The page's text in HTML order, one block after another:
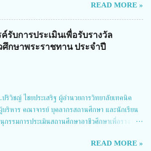
พทย์ไทย จัดการประชุมเผยแพร่ผลการดำเนินงาน
บัติการโดยบูรณาการทุกภาคส่วน เพื่อลดอุบัติเหตุและ
งกับเป้าหมายแผนแม่บทฉบับที่ 5 ในวันที่ 22 มีนาคม
ดีอ่อง ผู้อำนวยการสำนักงานการวิจัยแห่งชาติ เป็น
ห้นโยบายการผลักดันงานวิจัยเพื่อความปลอดภัยทาง
สาวสตตกมล เกียรติพานิช ผู้อำนวยการกองบริหารทุน
Hotel จังหวัดนนทบุรี ดร.วิภารัตน์ ดีอ่อง
รวิจัยแห่งชาติ กล่าวว่า วช. ในฐานะหน่วยงานบริหาร
รมได้เล็งเห็นถึงความสำคัญของกา...
READ MORE »
รับการประเมินเพื่อรับรางวัล
กษาพระราชทาน ประจำปี
ชญ์ ไชยประเสริฐ ผู้อำนวยการวิทยาลัยเทคนิค
ริหาร คณาจารย์ บุคลากรสถานศึกษา และนักเรียน
รรมการประเมินสถานศึกษาอาชีวศึกษาเพื่อรางวัล
ผู้อำนวยการวิทยาลัยเทคนิคตาก ประธานคณะอนุกร
READ MORE »